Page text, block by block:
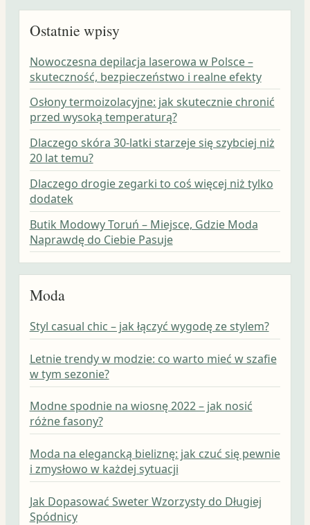
Ostatnie wpisy
Nowoczesna depilacja laserowa w Polsce –
skuteczność, bezpieczeństwo i realne efekty
Osłony termoizolacyjne: jak skutecznie chronić
przed wysoką temperaturą?
Dlaczego skóra 30-latki starzeje się szybciej niż
20 lat temu?
Dlaczego drogie zegarki to coś więcej niż tylko
dodatek
Butik Modowy Toruń – Miejsce, Gdzie Moda
Naprawdę do Ciebie Pasuje
Moda
Styl casual chic – jak łączyć wygodę ze stylem?
Letnie trendy w modzie: co warto mieć w szafie
w tym sezonie?
Modne spodnie na wiosnę 2022 – jak nosić
różne fasony?
Moda na elegancką bieliznę: jak czuć się pewnie
i zmysłowo w każdej sytuacji
Jak Dopasować Sweter Wzorzysty do Długiej
Spódnicy